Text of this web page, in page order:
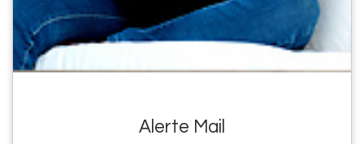
Alerte Mail